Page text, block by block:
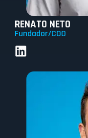
RENATO NETO
Fundador/COO